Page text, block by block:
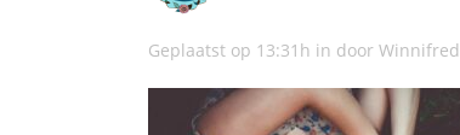
Geplaatst op 13:31h in door Winnifred